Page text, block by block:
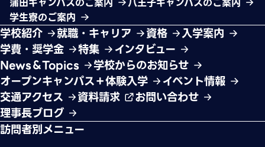
学生寮のご案内
学校紹介 就職・キャリア 資格
入学案内
学費・奨学金
特集
インタビュー
News＆Topics
学校からのお知らせ
オープンキャンパス＋体験入学
イベント情報
交通アクセス
資料請求
お問い合わせ
理事長ブログ
訪問者別メニュー